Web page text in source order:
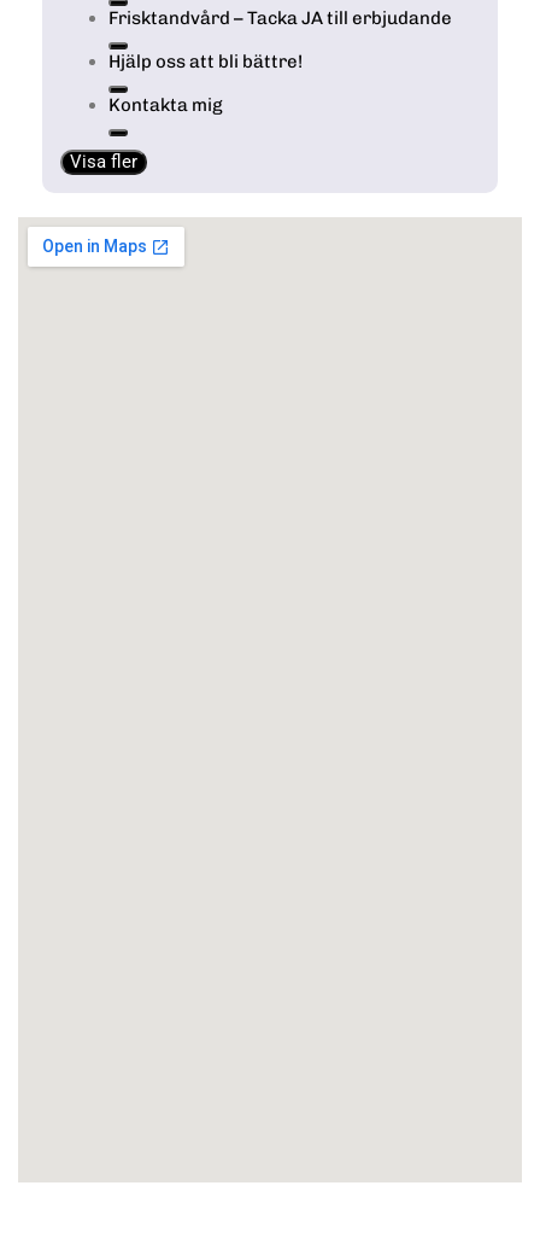
Frisktandvård – Tacka JA till erbjudande
Hjälp oss att bli bättre!
Kontakta mig
Visa fler